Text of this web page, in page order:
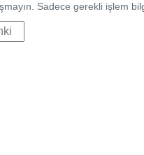
Sadece gerekli işlem